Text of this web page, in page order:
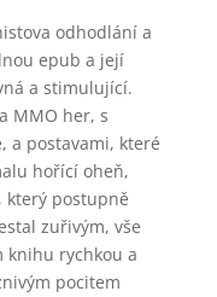
odhodlání a
epub a její
a stimulující.
MMO her, s
a postavami, které
hořící oheň,
který postupně
zuřivým, vše
knihu rychkou a
pocitem